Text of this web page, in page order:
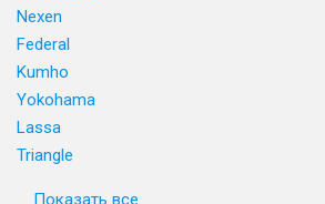
Nexen
Federal
Kumho
Yokohama
Lassa
Triangle
Показать все